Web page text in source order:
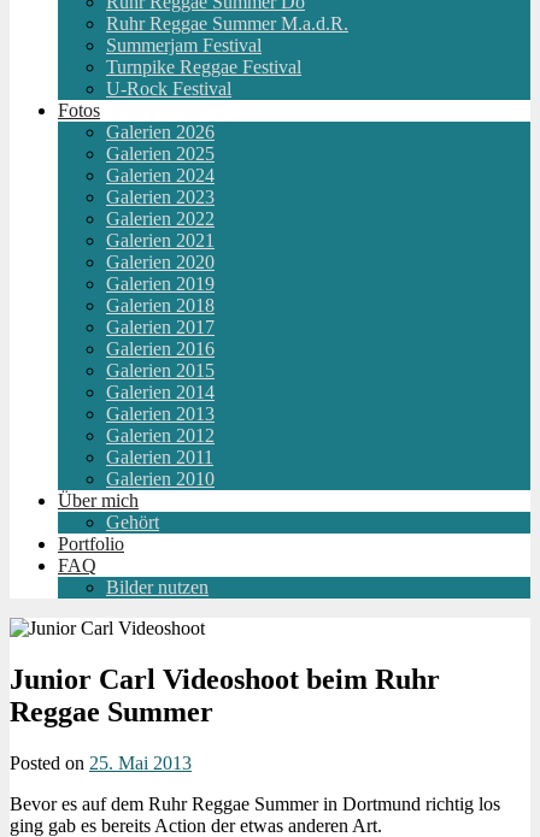
Ruhr Reggae Summer M.a.d.R.
Summerjam Festival
Turnpike Reggae Festival
U-Rock Festival
Fotos
Galerien 2026
Galerien 2025
Galerien 2024
Galerien 2023
Galerien 2022
Galerien 2021
Galerien 2020
Galerien 2019
Galerien 2018
Galerien 2017
Galerien 2016
Galerien 2015
Galerien 2014
Galerien 2013
Galerien 2012
Galerien 2011
Galerien 2010
Über mich
Gehört
Portfolio
FAQ
Bilder nutzen
Junior Carl Videoshoot beim Ruhr
Reggae Summer
Posted on 25. Mai 2013
Bevor es auf dem Ruhr Reggae Summer in Dortmund richtig los
ging gab es bereits Action der etwas anderen Art.